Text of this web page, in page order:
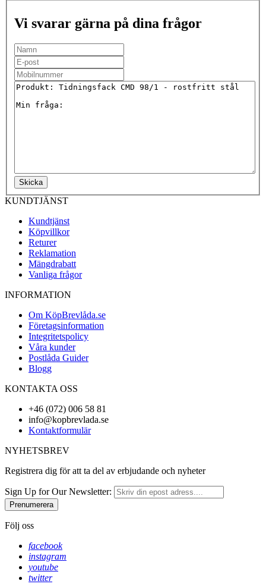
Vi svarar gärna på dina frågor
Skicka
KUNDTJÄNST
Kundtjänst
Köpvillkor
Returer
Reklamation
Mängdrabatt
Vanliga frågor
INFORMATION
Om KöpBrevlåda.se
Företagsinformation
Integritetspolicy
Våra kunder
Postlåda Guider
Blogg
KONTAKTA OSS
+46 (072) 006 58 81
info@kopbrevlada.se
Kontaktformulär
NYHETSBREV
Registrera dig för att ta del av erbjudande och nyheter
Sign Up for Our Newsletter:
Prenumerera
Följ oss
facebook
instagram
youtube
twitter